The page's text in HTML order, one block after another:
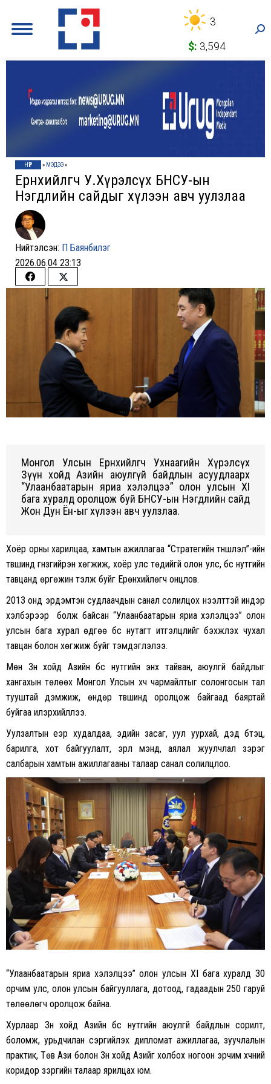
3
$: 3,594
НҮҮР » МЭДЭЭ»
Ерөнхийлөгч У.Хүрэлсүх БНСУ-ын
Нэгдлийн сайдыг хүлээн авч уулзлаа
Нийтэлсэн: П Баянбилэг
2026.06.04 23:13
Share
Facebook
Share
Twitter
Монгол Улсын Ерөнхийлөгч Ухнаагийн Хүрэлсүх
Зүүн хойд Азийн аюулгүй байдлын асуудлаарх
“Улаанбаатарын яриа хэлэлцээ” олон улсын XI
бага хуралд оролцож буй БНСУ-ын Нэгдлийн сайд
Жон Дун Ён-ыг хүлээн авч уулзлаа.
Хоёр орны харилцаа, хамтын ажиллагаа “Стратегийн түншлэл”-ийн
түвшинд гүнзгийрэн хөгжиж, хоёр улс төдийгүй олон улс, бүс нутгийн
тавцанд өргөжин тэлж буйг Ерөнхийлөгч онцлов.
2013 онд эрдэмтэн судлаачдын санал солилцох нээлттэй индэр
хэлбэрээр болж байсан “Улаанбаатарын яриа хэлэлцээ” олон
улсын бага хурал өдгөө бүс нутагт итгэлцлийг бэхжүүлэх чухал
тавцан болон хөгжиж буйг тэмдэглэлээ.
Мөн Зүүн хойд Азийн бүс нутгийн энх тайван, аюулгүй байдлыг
хангахын төлөөх Монгол Улсын хүч чармайлтыг солонгосын тал
тууштай дэмжиж, өндөр түвшинд оролцож байгаад баяртай
буйгаа илэрхийллээ.
Уулзалтын үеэр худалдаа, эдийн засаг, уул уурхай, дэд бүтэц,
барилга, хот байгуулалт, эрүүл мэнд, аялал жуулчлал зэрэг
салбарын хамтын ажиллагааны талаар санал солилцлоо.
“Улаанбаатарын яриа хэлэлцээ” олон улсын XI бага хуралд 30
орчим улс, олон улсын байгууллага, дотоод, гадаадын 250 гаруй
төлөөлөгч оролцож байна.
Хурлаар Зүүн хойд Азийн бүс нутгийн аюулгүй байдлын сорилт,
боломж, урьдчилан сэргийлэх дипломат ажиллагаа, зуучлалын
практик, Төв Ази болон Зүүн хойд Азийг холбох ногоон эрчим хүчний
коридор зэргийн талаар ярилцах юм.